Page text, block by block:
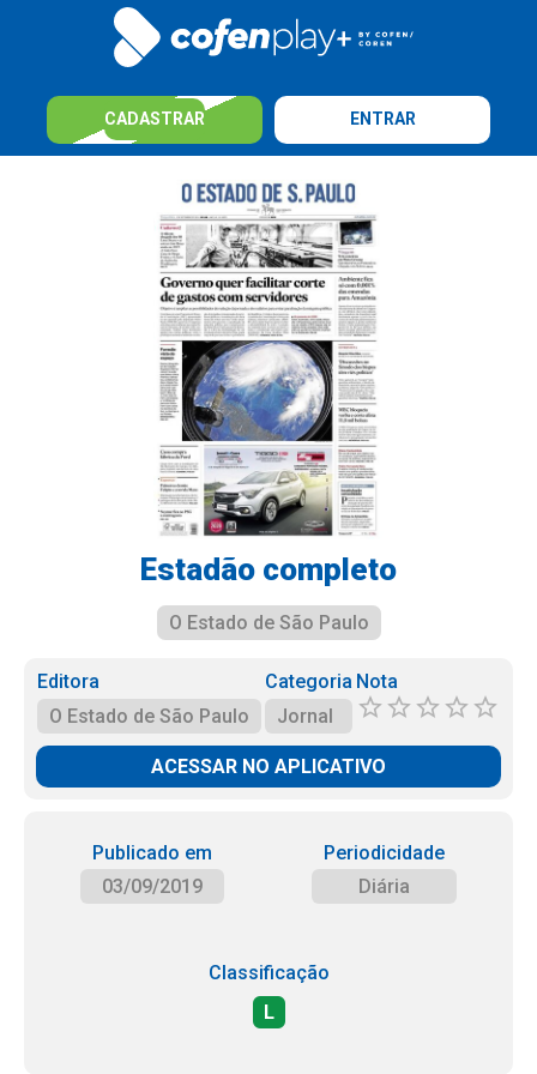
CADASTRAR ENTRAR
Estadão completo
O Estado de São Paulo
Editora
O Estado de São Paulo
Categoria
Jornal
Nota
ACESSAR NO APLICATIVO
Publicado em
03/09/2019
Periodicidade
Diária
Classificação
L